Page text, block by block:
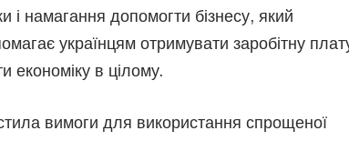
і намагання допомогти бізнесу, який
українцям отримувати заробітну
економіку в цілому.
вимоги для використання спрощеної